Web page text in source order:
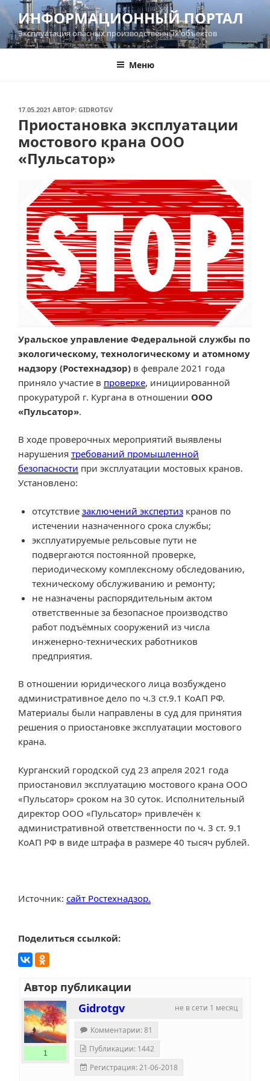
Перейти
содержимому
ИНФОРМАЦИОННЫЙ ПОРТАЛ
Эксплуатация опасных производственных объектов
Меню
ОПУБЛИКОВАНО
17.05.2021 АВТОР: GIDROTGV
Приостановка эксплуатации
мостового крана ООО
«Пульсатор»
Уральское управление Федеральной службы по
экологическому, технологическому и атомному
надзору (Ростехнадзор) в феврале 2021 года
приняло участие в проверке, инициированной
прокуратурой г. Кургана в отношении ООО
«Пульсатор».
В ходе проверочных мероприятий выявлены
нарушения требований промышленной
безопасности при эксплуатации мостовых кранов.
Установлено:
отсутствие заключений экспертизкранов по
истечении назначенного срока службы;
эксплуатируемые рельсовые пути не
подвергаются постоянной проверке,
периодическому комплексному обследованию,
техническому обслуживанию и ремонту;
не назначены распорядительным актом
ответственные за безопасное производство
работ подъёмных сооружений из числа
инженерно-технических работников
предприятия.
В отношении юридического лица возбуждено
административное дело по ч.3 ст.9.1 КоАП РФ.
Материалы были направлены в суд для принятия
решения о приостановке эксплуатации мостового
крана.
Курганский городской суд 23 апреля 2021 года
приостановил эксплуатацию мостового крана ООО
«Пульсатор» сроком на 30 суток. Исполнительный
директор ООО «Пульсатор» привлечён к
административной ответственности по ч. 3 ст. 9.1
КоАП РФ в виде штрафа в размере 40 тысяч рублей.
Источник: сайт Ростехнадзор.
Поделиться ссылкой:
Автор публикации
не в сети 1 месяц
Gidrotgv
1
Комментарии: 81
Публикации: 1442
Регистрация: 21-06-2018